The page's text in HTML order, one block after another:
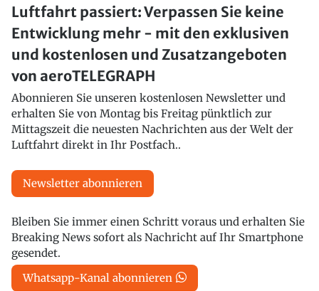
Luftfahrt passiert: Verpassen Sie keine
Entwicklung mehr - mit den exklusiven
und kostenlosen und Zusatzangeboten
von aeroTELEGRAPH
Abonnieren Sie unseren kostenlosen Newsletter und
erhalten Sie von Montag bis Freitag pünktlich zur
Mittagszeit die neuesten Nachrichten aus der Welt der
Luftfahrt direkt in Ihr Postfach..
Newsletter abonnieren
Bleiben Sie immer einen Schritt voraus und erhalten Sie
Breaking News sofort als Nachricht auf Ihr Smartphone
gesendet.
Whatsapp-Kanal abonnieren